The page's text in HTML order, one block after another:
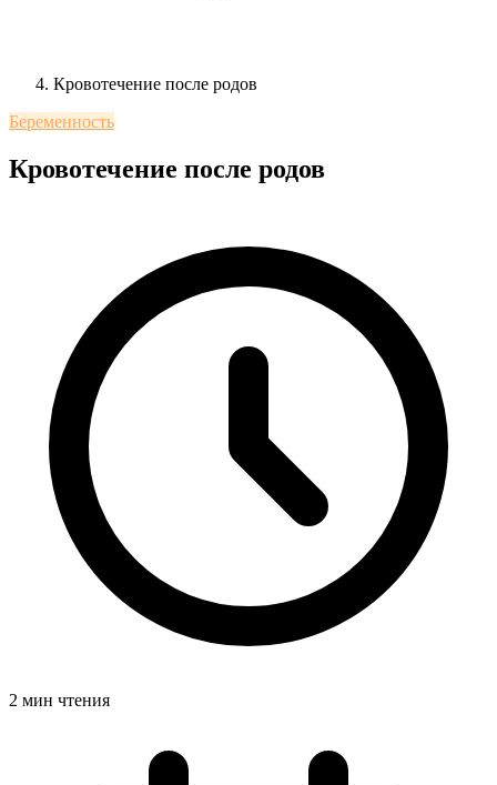
Кровотечение после родов
Беременность
Кровотечение после родов
2 мин чтения